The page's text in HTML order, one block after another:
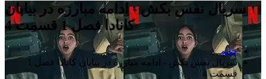
سریال نفس بکش - ادامه مبارزه در بیابان
کانادا فصل 1 قسمت 4
خانه
سریال نفس بکش - ادامه مبارزه در بیابان کانادا فصل 1
قسمت 4